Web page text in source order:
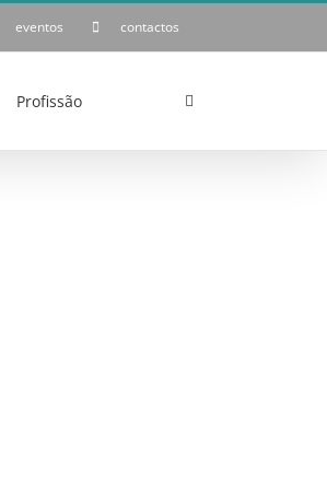
eventos contactos
Profissão